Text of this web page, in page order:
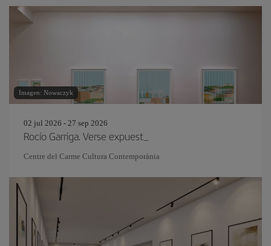
Imagen: Nowaczyk
02 jul 2026 - 27 sep 2026
Rocío Garriga. Verse expuest_
Centre del Carme Cultura Contemporània